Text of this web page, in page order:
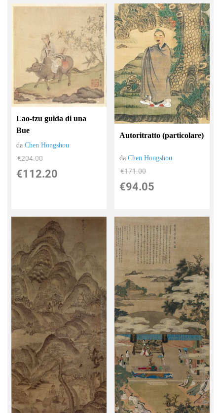
Lao-tzu guida di una
Bue
daChen Hongshou
€204.00
€112.20
Autoritratto (particolare)
daChen Hongshou
€171.00
€94.05